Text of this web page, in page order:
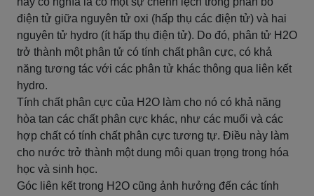
điện tử giữa nguyên tử oxi (hấp thụ các điện tử) và hai
nguyên tử hydro (ít hấp thụ điện tử). Do đó, phân tử H2O
trở thành một phân tử có tính chất phân cực, có khả
năng tương tác với các phân tử khác thông qua liên kết
hydro.
Tính chất phân cực của H2O làm cho nó có khả năng
hòa tan các chất phân cực khác, như các muối và các
hợp chất có tính chất phân cực tương tự. Điều này làm
cho nước trở thành một dung môi quan trọng trong hóa
học và sinh học.
Góc liên kết trong H2O cũng ảnh hưởng đến các tính